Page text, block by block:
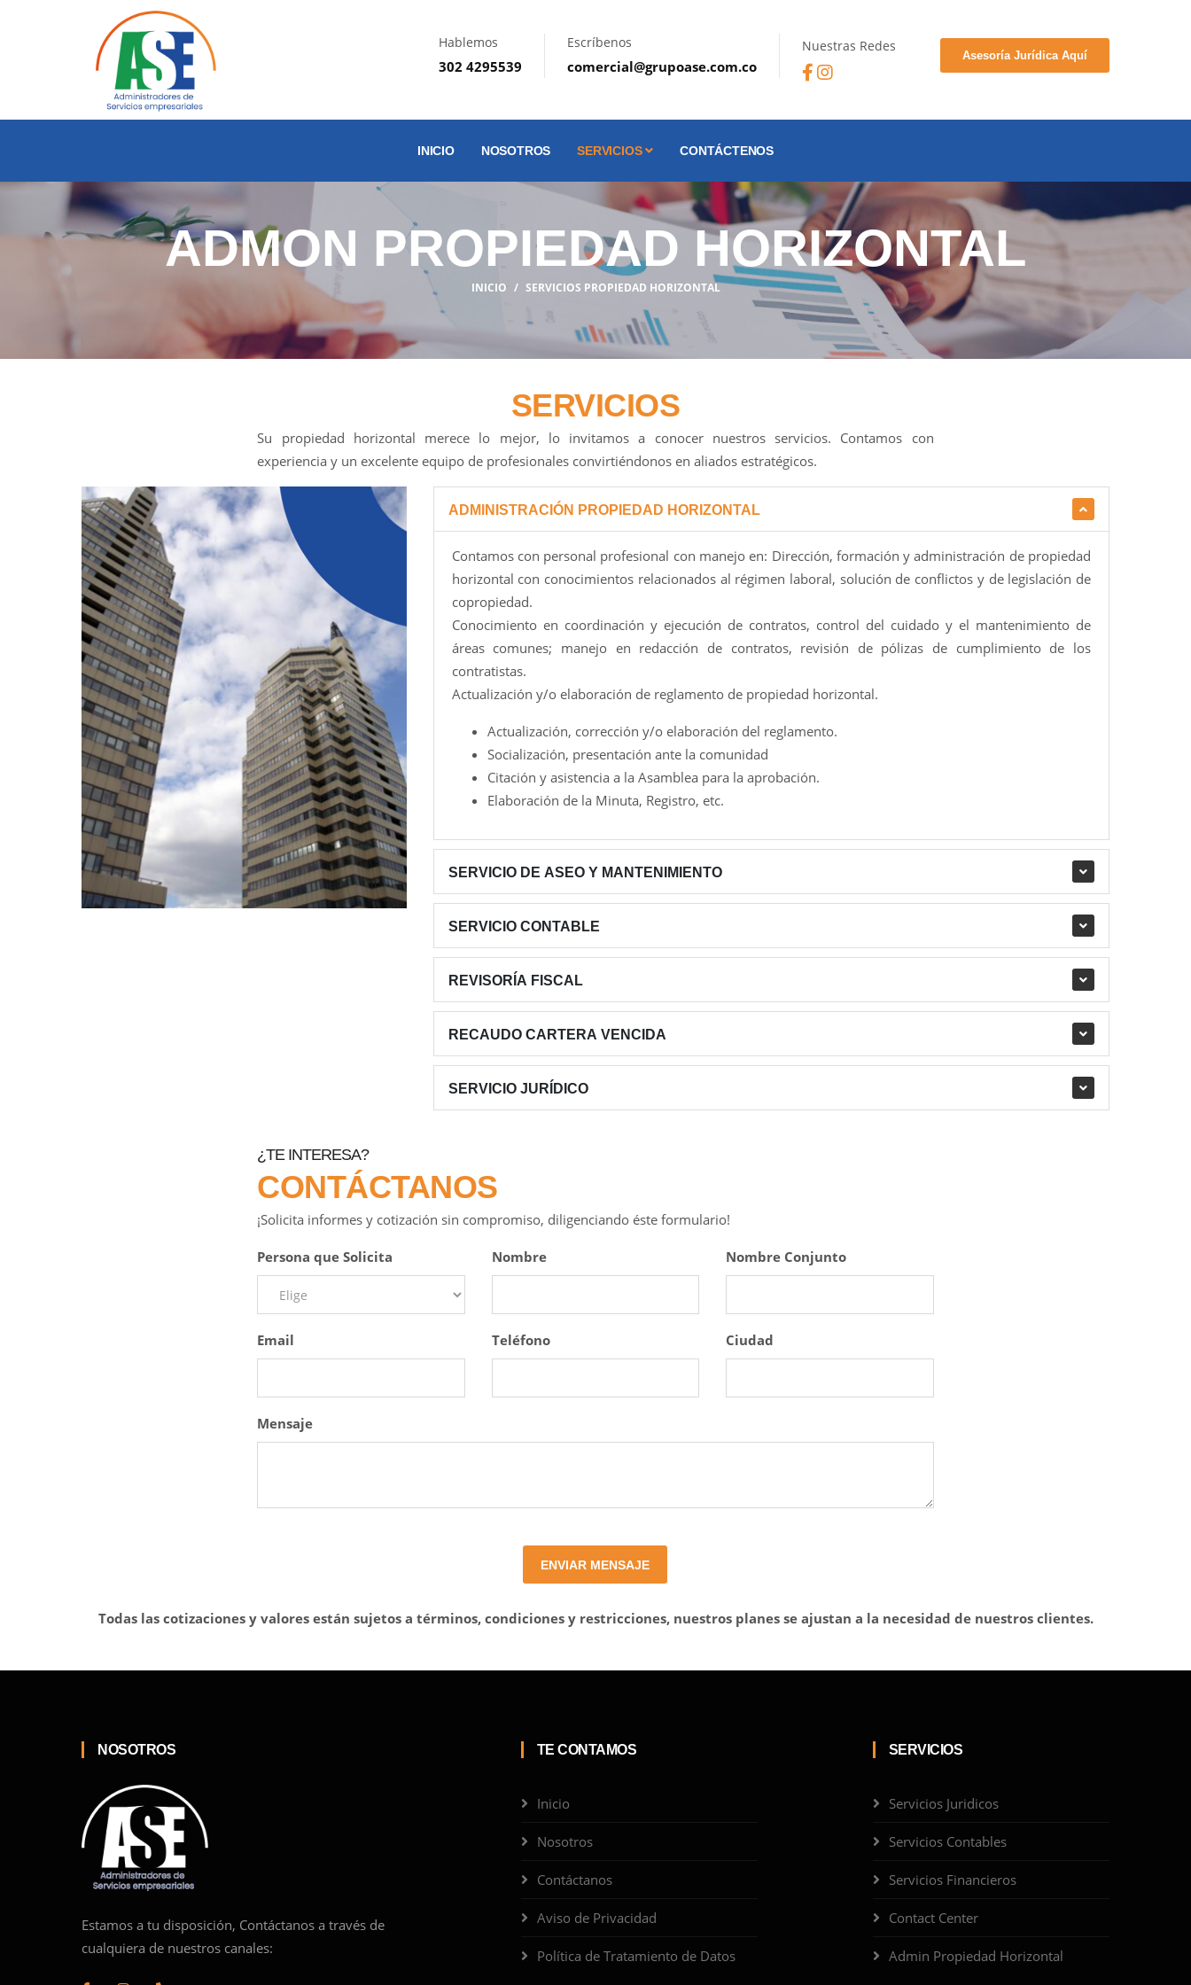
Hablemos
302 4295539
Escríbenos
comercial@grupoase.com.co
Nuestras Redes
Asesoría Jurídica Aquí
INICIO NOSOTROS SERVICIOS CONTÁCTENOS
ADMON PROPIEDAD HORIZONTAL
INICIO SERVICIOS PROPIEDAD HORIZONTAL
SERVICIOS
Su propiedad horizontal merece lo mejor, lo invitamos a conocer nuestros servicios. Contamos con
experiencia y un excelente equipo de profesionales convirtiéndonos en aliados estratégicos.
ADMINISTRACIÓN PROPIEDAD HORIZONTAL
Contamos con personal profesional con manejo en: Dirección, formación y administración de propiedad
horizontal con conocimientos relacionados al régimen laboral, solución de conflictos y de legislación de
copropiedad.
Conocimiento en coordinación y ejecución de contratos, control del cuidado y el mantenimiento de
áreas comunes; manejo en redacción de contratos, revisión de pólizas de cumplimiento de los
contratistas.
Actualización y/o elaboración de reglamento de propiedad horizontal.
Actualización, corrección y/o elaboración del reglamento.
Socialización, presentación ante la comunidad
Citación y asistencia a la Asamblea para la aprobación.
Elaboración de la Minuta, Registro, etc.
SERVICIO DE ASEO Y MANTENIMIENTO
SERVICIO CONTABLE
REVISORÍA FISCAL
RECAUDO CARTERA VENCIDA
SERVICIO JURÍDICO
¿TE INTERESA?
CONTÁCTANOS
¡Solicita informes y cotización sin compromiso, diligenciando éste formulario!
Persona que Solicita Nombre Nombre Conjunto
Email Teléfono Ciudad
Mensaje
ENVIAR MENSAJE
Todas las cotizaciones y valores están sujetos a términos, condiciones y restricciones, nuestros planes se ajustan a la necesidad de nuestros clientes.
NOSOTROS
Estamos a tu disposición, Contáctanos a través de
cualquiera de nuestros canales:
TE CONTAMOS
Inicio
Nosotros
Contáctanos
Aviso de Privacidad
Política de Tratamiento de Datos
SERVICIOS
Servicios Juridicos
Servicios Contables
Servicios Financieros
Contact Center
Admin Propiedad Horizontal